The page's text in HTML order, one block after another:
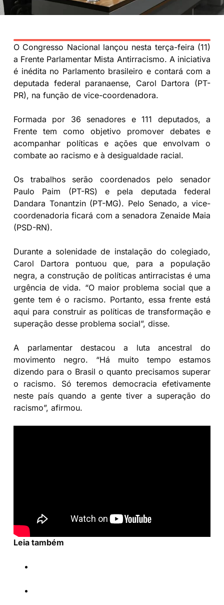
O Congresso Nacional lançou nesta terça-feira (11)
a Frente Parlamentar Mista Antirracismo. A iniciativa
é inédita no Parlamento brasileiro e contará com a
deputada federal paranaense, Carol Dartora (PT-
PR), na função de vice-coordenadora.
Formada por 36 senadores e 111 deputados, a
Frente tem como objetivo promover debates e
acompanhar políticas e ações que envolvam o
combate ao racismo e à desigualdade racial.
Os trabalhos serão coordenados pelo senador
Paulo Paim (PT-RS) e pela deputada federal
Dandara Tonantzin (PT-MG). Pelo Senado, a vice-
coordenadoria ficará com a senadora Zenaide Maia
(PSD-RN).
Durante a solenidade de instalação do colegiado,
Carol Dartora pontuou que, para a população
negra, a construção de políticas antirracistas é uma
urgência de vida. “O maior problema social que a
gente tem é o racismo. Portanto, essa frente está
aqui para construir as políticas de transformação e
superação desse problema social”, disse.
A parlamentar destacou a luta ancestral do
movimento negro. “Há muito tempo estamos
dizendo para o Brasil o quanto precisamos superar
o racismo. Só teremos democracia efetivamente
neste país quando a gente tiver a superação do
racismo”, afirmou.
Leia também